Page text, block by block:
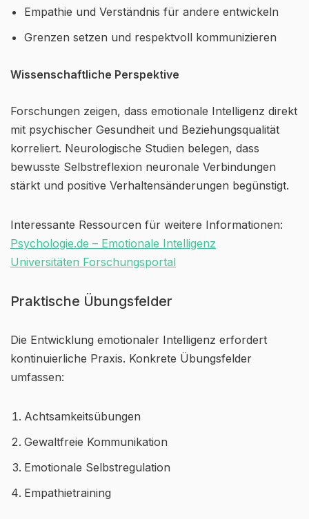
Empathie und Verständnis für andere entwickeln
Grenzen setzen und respektvoll kommunizieren
Wissenschaftliche Perspektive
Forschungen zeigen, dass emotionale Intelligenz direkt
mit psychischer Gesundheit und Beziehungsqualität
korreliert. Neurologische Studien belegen, dass
bewusste Selbstreflexion neuronale Verbindungen
stärkt und positive Verhaltensänderungen begünstigt.
Interessante Ressourcen für weitere Informationen:
Psychologie.de – Emotionale Intelligenz
Universitäten Forschungsportal
Praktische Übungsfelder
Die Entwicklung emotionaler Intelligenz erfordert
kontinuierliche Praxis. Konkrete Übungsfelder
umfassen:
Achtsamkeitsübungen
Gewaltfreie Kommunikation
Emotionale Selbstregulation
Empathietraining